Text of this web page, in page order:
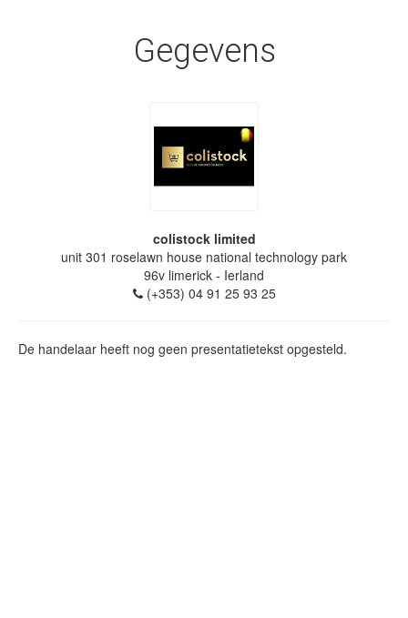
Gegevens
colistock limited
unit 301 roselawn house national technology park
96v limerick - Ierland
(+353) 04 91 25 93 25
De handelaar heeft nog geen presentatietekst opgesteld.